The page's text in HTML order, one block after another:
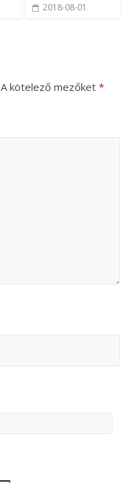
2018-08-01
A kötelező mezőket*